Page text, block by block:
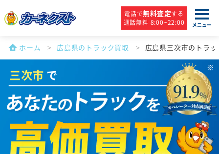
電話で無料査定する
通話無料 8:00~22:00
メニュー
ホーム 広島県のトラック買取 広島県三次市のトラ
三次市 で